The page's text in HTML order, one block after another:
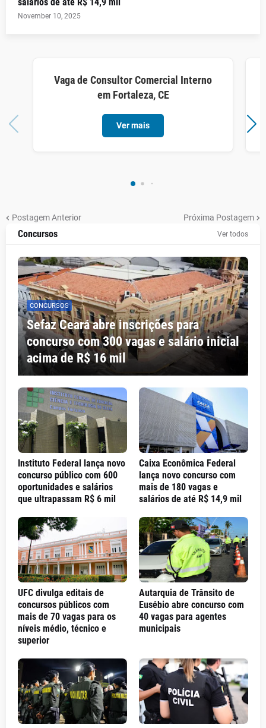
November 10, 2025
Vaga de Consultor Comercial Interno
em Fortaleza, CE
Ver mais
Postagem Anterior Próxima Postagem
Concursos Ver todos
CONCURSOS
Sefaz Ceará abre inscrições para
concurso com 300 vagas e salário inicial
acima de R$ 16 mil
Instituto Federal lança novo
concurso público com 600
oportunidades e salários
que ultrapassam R$ 6 mil
Caixa Econômica Federal
lança novo concurso com
mais de 180 vagas e
salários de até R$ 14,9 mil
UFC divulga editais de
concursos públicos com
mais de 70 vagas para os
níveis médio, técnico e
superior
Autarquia de Trânsito de
Eusébio abre concurso com
40 vagas para agentes
municipais